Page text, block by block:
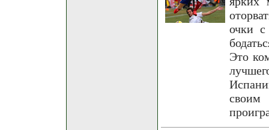
очки
Это
своим